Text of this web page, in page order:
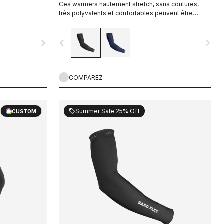
navigate_next
Ces warmers hautement stretch, sans coutures,
très polyvalents et confortables peuvent être
navigate_before navigate_next
COMPAREZ
CUSTOM sellSummer Sale 25% Off